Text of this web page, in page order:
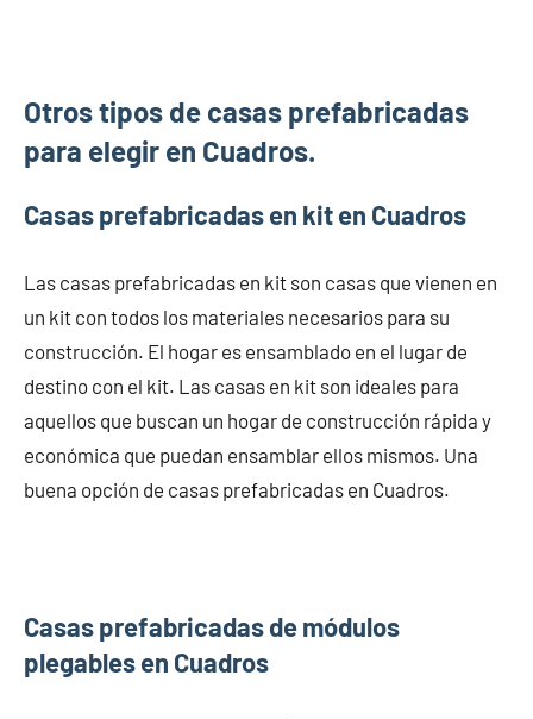
Otros tipos de casas prefabricadas
para elegir en Cuadros.
Casas prefabricadas en kit en Cuadros
Las casas prefabricadas en kit son casas que vienen en
un kit con todos los materiales necesarios para su
construcción. El hogar es ensamblado en el lugar de
destino con el kit. Las casas en kit son ideales para
aquellos que buscan un hogar de construcción rápida y
económica que puedan ensamblar ellos mismos. Una
buena opción de casas prefabricadas en Cuadros.
Casas prefabricadas de módulos
plegables en Cuadros